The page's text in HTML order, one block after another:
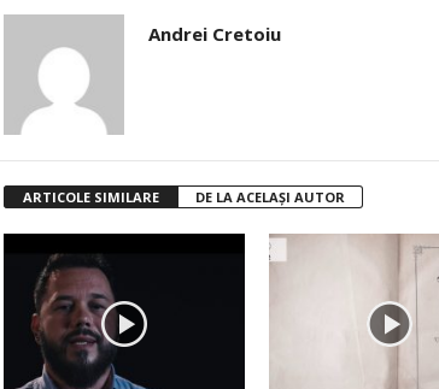
Andrei Cretoiu
ARTICOLE SIMILARE DE LA ACELAȘI AUTOR